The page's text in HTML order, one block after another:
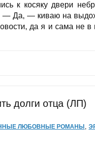
к косяку двери
— Да, — киваю на
да я и сама не
долги отца (ЛП)
ЛЮБОВНЫЕ РОМАНЫ